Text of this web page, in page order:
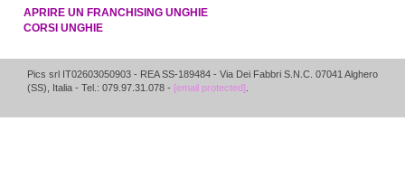
APRIRE UN FRANCHISING UNGHIE
CORSI UNGHIE
Pics srl IT02603050903 - REA SS-189484 - Via Dei Fabbri S.N.C. 07041 Alghero
(SS), Italia - Tel.: 079.97.31.078 - [email protected]